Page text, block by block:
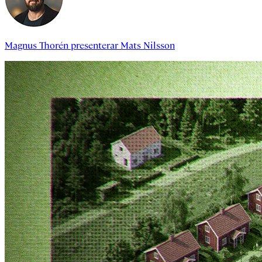
Magnus Thorénpresenterar Mats Nilsson